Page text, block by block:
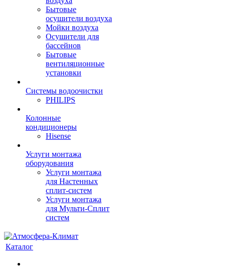
Бытовые
осушители воздуха
Мойки воздуха
Осушители для
бассейнов
Бытовые
вентиляционные
установки
Системы водоочистки
PHILIPS
Колонные
кондиционеры
Hisense
Услуги монтажа
оборудования
Услуги монтажа
для Настенных
сплит-систем
Услуги монтажа
для Мульти-Сплит
систем
Каталог